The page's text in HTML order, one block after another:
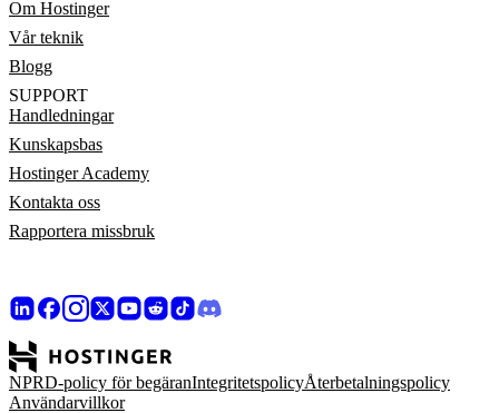
Om Hostinger
Vår teknik
Blogg
SUPPORT
Handledningar
Kunskapsbas
Hostinger Academy
Kontakta oss
Rapportera missbruk
NPRD-policy för begäranIntegritetspolicyÅterbetalningspolicy
Användarvillkor